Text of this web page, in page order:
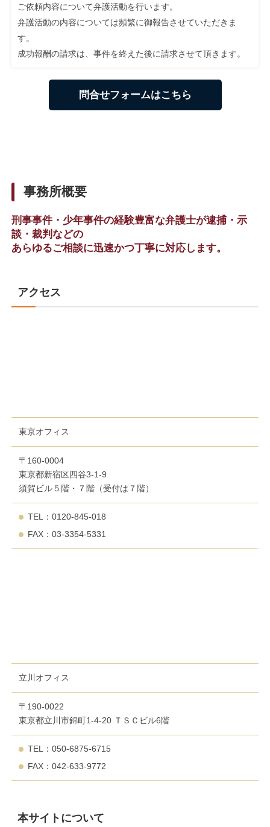
ご依頼内容について弁護活動を行います。
弁護活動の内容については頻繁に御報告させていただきま
す。
成功報酬の請求は、事件を終えた後に請求させて頂きます。
問合せフォームはこちら
事務所概要
刑事事件・少年事件の経験豊富な弁護士が逮捕・示
談・裁判などの
あらゆるご相談に迅速かつ丁寧に対応します。
アクセス
東京オフィス
〒160-0004
東京都新宿区四谷3-1-9
須賀ビル５階・７階（受付は７階）
TEL：0120-845-018
FAX：03-3354-5331
立川オフィス
〒190-0022
東京都立川市錦町1-4-20 ＴＳＣビル6階
TEL：050-6875-6715
FAX：042-633-9772
本サイトについて